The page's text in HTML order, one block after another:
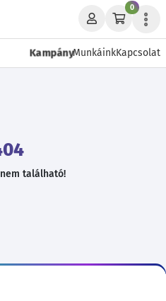
0
KampányMunkáinkKapcsolat
található!